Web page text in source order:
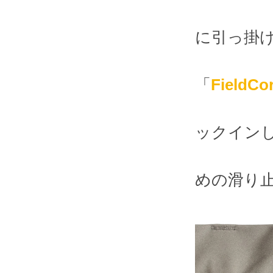
に引っ掛
「
ックイン
めの滑り